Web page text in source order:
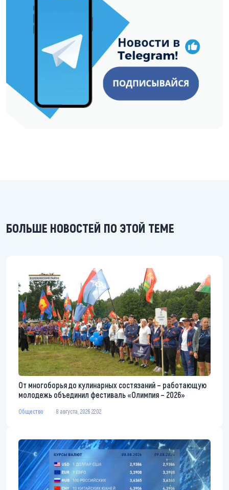
БОЛЬШЕ НОВОСТЕЙ ПО ЭТОЙ ТЕМЕ
От многоборья до кулинарных состязаний – работающую
молодежь объединил фестиваль «Олимпия – 2026»
Общество 8 августа, 2026 22:02